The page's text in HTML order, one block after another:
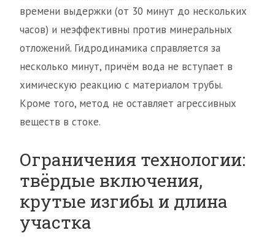
времени выдержки (от 30 минут до нескольких
часов) и неэффективны против минеральных
отложений. Гидродинамика справляется за
несколько минут, причём вода не вступает в
химическую реакцию с материалом трубы.
Кроме того, метод не оставляет агрессивных
веществ в стоке.
Ограничения технологии:
твёрдые включения,
крутые изгибы и длина
участка